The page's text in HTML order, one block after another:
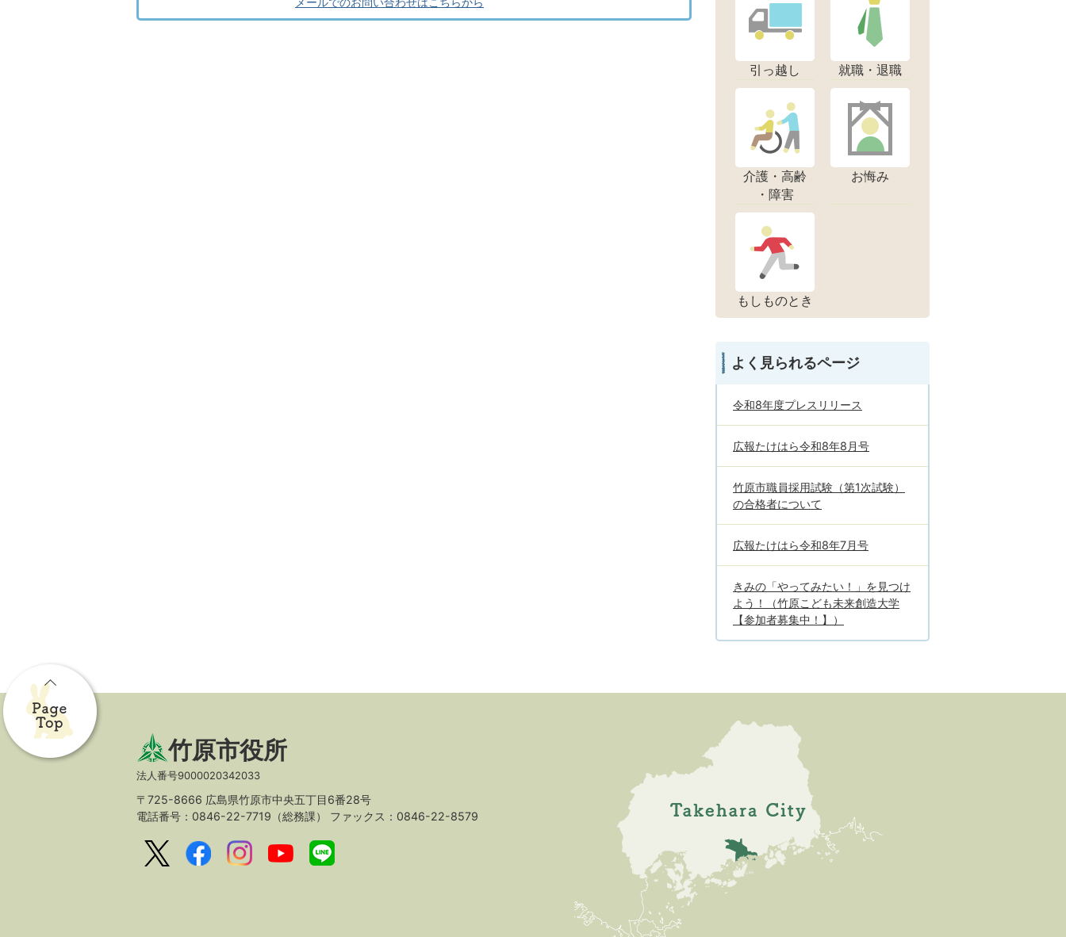
引っ越し 就職・退職
介護・高齢
・障害
お悔み
もしものとき
よく見られるページ
令和8年度プレスリリース
広報たけはら令和8年8月号
竹原市職員採用試験（第1次試験）
の合格者について
広報たけはら令和8年7月号
きみの「やってみたい！」を見つけ
よう！（竹原こども未来創造大学
【参加者募集中！】）
竹原市役所
法人番号9000020342033
〒725-8666 広島県竹原市中央五丁目6番28号
電話番号：0846-22-7719（総務課） ファックス：0846-22-8579